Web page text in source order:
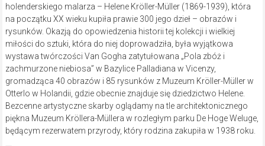
holenderskiego malarza – Helene Kröller-Müller (1869-1939), która
na początku XX wieku kupiła prawie 300 jego dzieł – obrazów i
rysunków. Okazją do opowiedzenia historii tej kolekcji i wielkiej
miłości do sztuki, która do niej doprowadziła, była wyjątkowa
wystawa twórczości Van Gogha zatytułowana „Pola zbóż i
zachmurzone niebiosa” w Bazylice Palladiana w Vicenzy,
gromadząca 40 obrazów i 85 rysunków z Muzeum Kröller-Müller w
Otterlo w Holandii, gdzie obecnie znajduje się dziedzictwo Helene.
Bezcenne artystyczne skarby oglądamy na tle architektonicznego
piękna Muzeum Kröllera-Müllera w rozległym parku De Hoge Weluge,
będącym rezerwatem przyrody, który rodzina zakupiła w 1938 roku.